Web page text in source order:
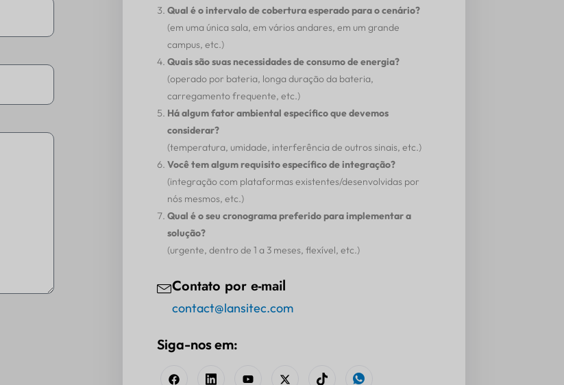
Qual é o intervalo de cobertura esperado para o cenário?
(em uma única sala, em vários andares, em um grande
campus, etc.)
Quais são suas necessidades de consumo de energia?
(operado por bateria, longa duração da bateria,
carregamento frequente, etc.)
Há algum fator ambiental específico que devemos
considerar?
(temperatura, umidade, interferência de outros sinais, etc.)
Você tem algum requisito específico de integração?
(integração com plataformas existentes/desenvolvidas por
nós mesmos, etc.)
Qual é o seu cronograma preferido para implementar a
solução?
(urgente, dentro de 1 a 3 meses, flexível, etc.)
Contato por e-mail
contact@lansitec.com
Siga-nos em: